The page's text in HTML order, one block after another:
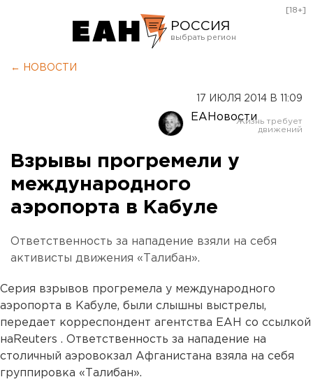
РОССИЯ
Оренбург
[18+]
← НОВОСТИ
17 ИЮЛЯ 2014 В 11:09
ЕАНовости
Взрывы прогремели у
международного
аэропорта в Кабуле
Ответственность за нападение взяли на себя
активисты движения «Талибан».
Серия взрывов прогремела у международного
аэропорта в Кабуле, были слышны выстрелы,
передает корреспондент агентства ЕАН со ссылкой
наReuters . Ответственность за нападение на
столичный аэровокзал Афганистана взяла на себя
группировка «Талибан».